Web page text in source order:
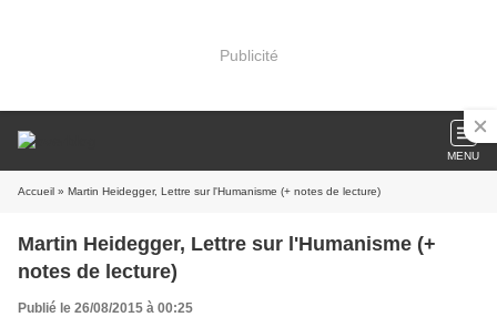
Publicité
MENU
Accueil » Martin Heidegger, Lettre sur l'Humanisme (+ notes de lecture)
Martin Heidegger, Lettre sur l'Humanisme (+
notes de lecture)
Publié le 26/08/2015 à 00:25